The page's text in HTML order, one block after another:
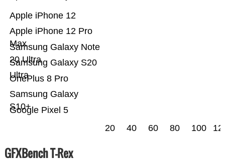
Google Pixel 5
Samsung Galaxy
S10+
OnePlus 8 Pro
Samsung Galaxy S20
Ultra
Samsung Galaxy Note
20 Ultra
Apple iPhone 12 Pro
Max
Apple iPhone 12
20 40 60 80 100
GFXBench T-Rex